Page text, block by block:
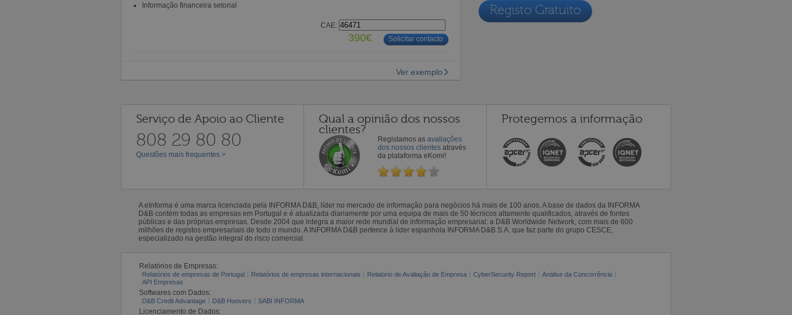
Informação financeira setorial
CAE:
390€ Solicitar contacto
Ver exemplo
Registo Gratuito
Serviço de Apoio ao Cliente
808 29 80 80
Questões mais frequentes >
Qual a opinião dos nossos
clientes?
Registamos as avaliações
dos nossos clientes através
da plataforma eKomi!
Protegemos a informação
A eInforma é uma marca licenciada pela INFORMA D&B, líder no mercado de informação para negócios há mais de 100 anos. A base de dados da INFORMA
D&B contém todas as empresas em Portugal e é atualizada diariamente por uma equipa de mais de 50 técnicos altamente qualificados, através de fontes
públicas e das próprias empresas. Desde 2004 que integra a maior rede mundial de informação empresarial: a D&B Worldwide Network, com mais de 600
milhões de registos empresariais de todo o mundo. A INFORMA D&B pertence à líder espanhola INFORMA D&B S.A. que faz parte do grupo CESCE,
especializado na gestão integral do risco comercial.
Relatórios de Empresas:
Relatórios de empresas de Portugal Relatórios de empresas internacionais Relatório de Avaliação de Empresa CyberSecurity Report
Análise da Concorrência
API Empresas
Softwares com Dados:
D&B Credit Advantage D&B Hoovers SABI INFORMA
Licenciamento de Dados: